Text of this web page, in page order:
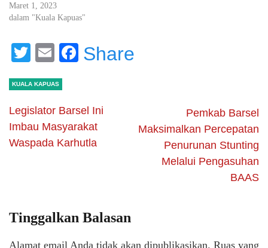
Maret 1, 2023
dalam "Kuala Kapuas"
Twitter
EmailFacebook
Share
KUALA KAPUAS
Legislator Barsel Ini
Imbau Masyarakat
Waspada Karhutla
Pemkab Barsel
Maksimalkan Percepatan
Penurunan Stunting
Melalui Pengasuhan
BAAS
Tinggalkan Balasan
Alamat email Anda tidak akan dipublikasikan. Ruas yang